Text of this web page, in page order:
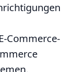
Commerce-